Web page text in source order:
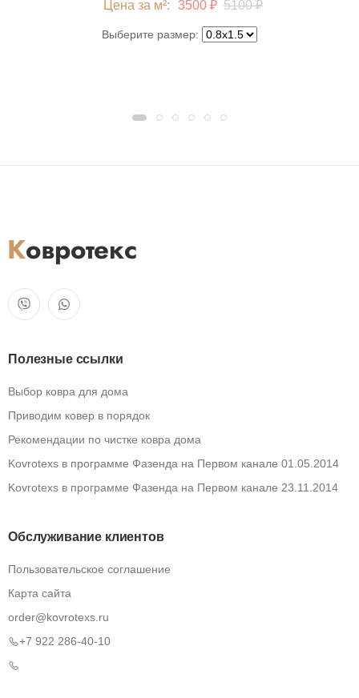
Цена за м²:
3500 ₽ 5100 ₽
Выберите размер:
Полезные ссылки
Выбор ковра для дома
Приводим ковер в порядок
Рекомендации по чистке ковра дома
Kovrotexs в программе Фазенда на Первом канале 01.05.2014
Kovrotexs в программе Фазенда на Первом канале 23.11.2014
Обслуживание клиентов
Пользовательское соглашение
Карта сайта
order@kovrotexs.ru
+7 922 286-40-10